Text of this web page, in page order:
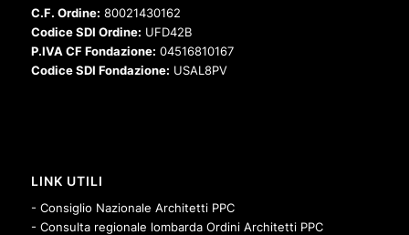
C.F. Ordine: 80021430162
Codice SDI Ordine: UFD42B
P.IVA CF Fondazione: 04516810167
Codice SDI Fondazione: USAL8PV
LINK UTILI
- Consiglio Nazionale Architetti PPC
- Consulta regionale lombarda Ordini Architetti PPC